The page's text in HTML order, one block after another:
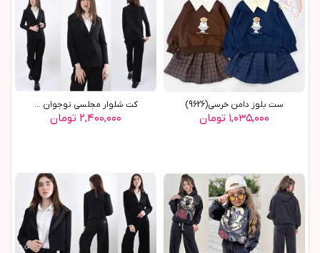
ست بلوز دامن خرسي(9626)
۱,۰۳۵,۰۰۰ تومان
کت شلوار مجلسي نوجوان ...
۲,۴۰۰,۰۰۰ تومان